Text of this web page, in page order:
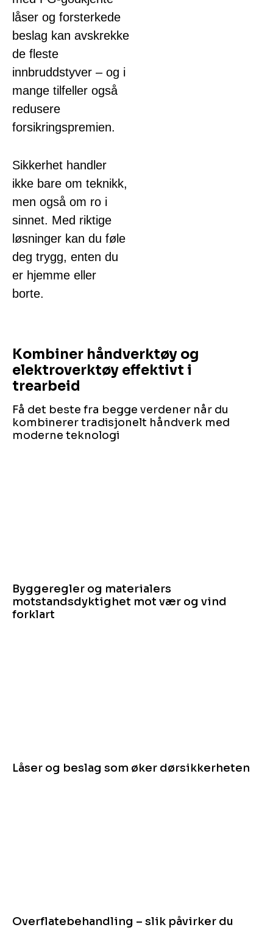
låser og forsterkede
beslag kan avskrekke
de fleste
innbruddstyver – og i
mange tilfeller også
redusere
forsikringspremien.
Sikkerhet handler
ikke bare om teknikk,
men også om ro i
sinnet. Med riktige
løsninger kan du føle
deg trygg, enten du
er hjemme eller
borte.
Kombiner håndverktøy og
elektroverktøy effektivt i
trearbeid
Få det beste fra begge verdener når du
kombinerer tradisjonelt håndverk med
moderne teknologi
Byggeregler og materialers
motstandsdyktighet mot vær og vind
forklart
Låser og beslag som øker dør­sikkerheten
Overflatebehandling – slik påvirker du